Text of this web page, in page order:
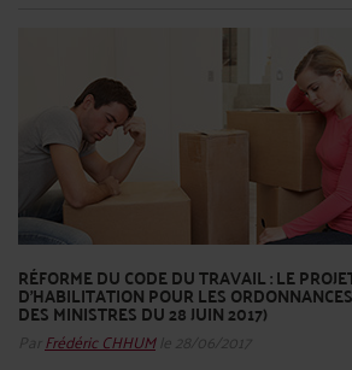
RÉFORME DU CODE DU TRAVAIL : LE
D’HABILITATION POUR LES
DES MINISTRES DU 28 JUIN 2017)
Par Frédéric CHHUMle 28/06/2017